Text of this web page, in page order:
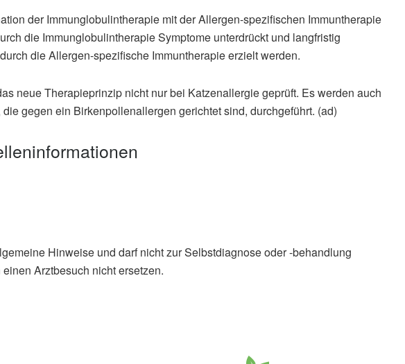
der Immunglobulintherapie mit der Allergen-spezifischen Immuntherapie
die Immunglobulintherapie Symptome unterdrückt und langfristig
die Allergen-spezifische Immuntherapie erzielt werden.
neue Therapieprinzip nicht nur bei Katzenallergie geprüft. Es werden auch
gegen ein Birkenpollenallergen gerichtet sind, durchgeführt. (ad)
Hinweise und darf nicht zur Selbstdiagnose oder -behandlung
Arztbesuch nicht ersetzen.